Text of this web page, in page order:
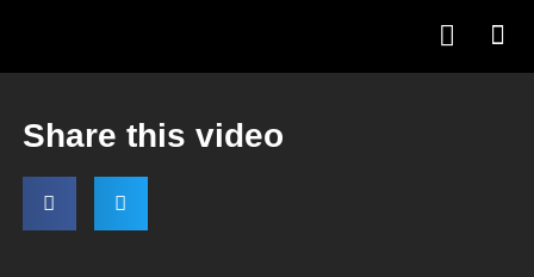
Share this video